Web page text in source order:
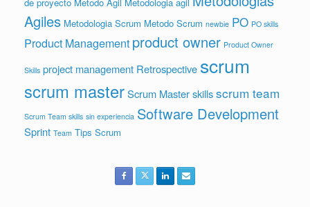
Agiles Metodologia Scrum Metodo Scrum newbie PO PO skills
Product Management product owner Product Owner
Skills project management Retrospective scrum
scrum masterScrum Master skillsscrum team
Scrum Team skills sin experiencia Software Development
Sprint Team Tips Scrum